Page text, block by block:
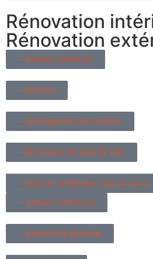
Rénovation
Rénovation
Isolation intérieure
Peinture
Aménagement de combles
Rénovation de salle de bain
Pose de revêtement sols et murs
isolation extérieure
maçonnerie générale